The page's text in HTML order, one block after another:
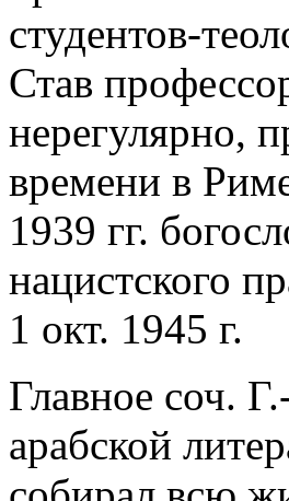
студентов-
Став
нерегулярно,
времени в
1939 гг.
нацистского
1 окт. 1945 г.
Главное соч.
арабской